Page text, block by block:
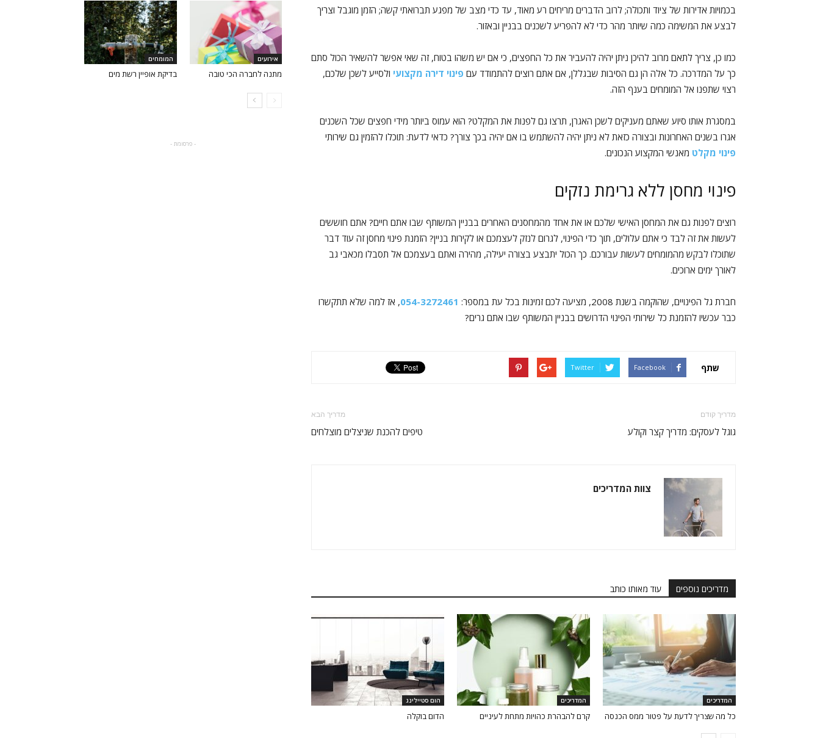
בכמויות אדירות של ציוד ותכולה; לרוב הדברים מריחים רע מאוד, עד כדי מצב של מפגע תברואתי קשה; הזמן מוגבל וצריך
לבצע את המשימה כמה שיותר מהר כדי לא להפריע לשכנים בבניין ובאזור.
כמו כן, צריך לתאם מרוב להיכן ניתן יהיה להעביר את כל החפצים, כי אם יש משהו בטוח, זה שאי אפשר להשאיר הכול סתם
כך על המדרכה. כל אלה הן גם הסיבות שבגללן, אם אתם רוצים להתמודד עם פינוי דירה מקצועי ולסייע לשכן שלכם,
רצוי שתפנו אל המומחים בענף הזה.
במסגרת אותו סיוע שאתם מעניקים לשכן האגרן, תרצו גם לפנות את המקלט? הוא עמוס ביותר מידי חפצים שכל השכנים
אגרו בשנים האחרונות ובצורה כזאת לא ניתן יהיה להשתמש בו אם יהיה בכך צורך? כדאי לדעת: תוכלו להזמין גם שירותי
פינוי מקלט מאנשי המקצוע הנכונים.
פינוי מחסן ללא גרימת נזקים
רוצים לפנות גם את המחסן האישי שלכם או את אחד מהמחסנים האחרים בבניין המשותף שבו אתם חיים? אתם חוששים
לעשות את זה לבד כי אתם עלולים, תוך כדי הפינוי, לגרום לנזק לעצמכם או לקירות בניין? הזמנת פינוי מחסן זה עוד דבר
שתוכלו לבקש מהמומחים לעשות עבורכם. כך הכול יתבצע בצורה יעילה, מהירה ואתם בעצמכם אל תסבלו מכאבי גב
לאורך ימים ארוכים.
חברת גל הפינויים, שהוקמה בשנת 2008, מציעה לכם זמינות בכל עת במספר: 054-3272461, אז למה שלא תתקשרו
כבר עכשיו להזמנת כל שירותי הפינוי הדרושים בבניין המשותף שבו אתם גרים?
שתף Facebook
Twitter
מדריך קודם
גוגל לעסקים: מדריך קצר וקולע
מדריך הבא
טיפים להכנת שניצלים מוצלחים
צוות המדריכים
מדריכים נוספים עוד מאותו כותב
המדריכים
כל מה שצריך לדעת על פטור ממס הכנסה
המדריכים
קרם להבהרת כהויות מתחת לעיניים
הום סטיילינג
הדום בוקלה
אירועים
מתנה לחברה הכי טובה
המומחים
בדיקת אופיין רשת מים
- פרסומת -